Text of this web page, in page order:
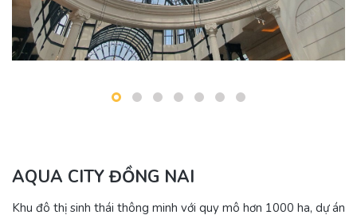
AQUA CITY ĐỒNG NAI
Khu đô thị sinh thái thông minh với quy mô hơn 1000 ha, dự án